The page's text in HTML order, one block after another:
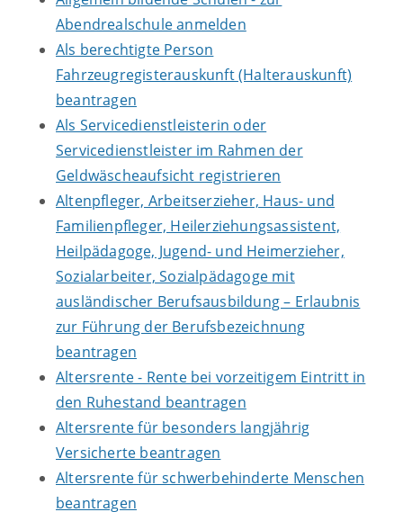
Abendrealschule anmelden
Als berechtigte Person
Fahrzeugregisterauskunft (Halterauskunft)
beantragen
Als Servicedienstleisterin oder
Servicedienstleister im Rahmen der
Geldwäscheaufsicht registrieren
Altenpfleger, Arbeitserzieher, Haus- und
Familienpfleger, Heilerziehungsassistent,
Heilpädagoge, Jugend- und Heimerzieher,
Sozialarbeiter, Sozialpädagoge mit
ausländischer Berufsausbildung – Erlaubnis
zur Führung der Berufsbezeichnung
beantragen
Altersrente - Rente bei vorzeitigem Eintritt in
den Ruhestand beantragen
Altersrente für besonders langjährig
Versicherte beantragen
Altersrente für schwerbehinderte Menschen
beantragen